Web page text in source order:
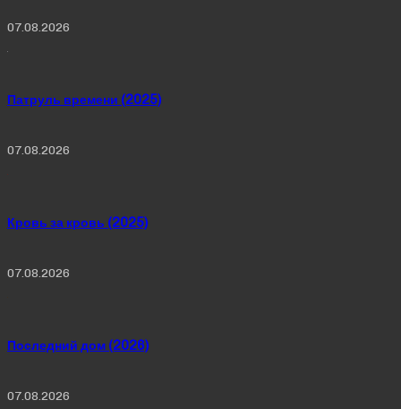
07.08.2026
Патруль времени (2025)
07.08.2026
Кровь за кровь (2025)
07.08.2026
Последний дом (2026)
07.08.2026